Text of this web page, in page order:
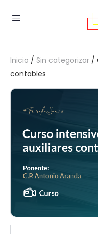
Inicio / Sin categorizar /
contables